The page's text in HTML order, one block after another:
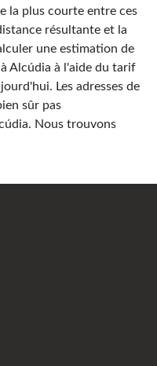
la plus courte entre ces
résultante et la
une estimation de
Alcúdia à l'aide du tarif
Les adresses de
sûr pas
Nous trouvons